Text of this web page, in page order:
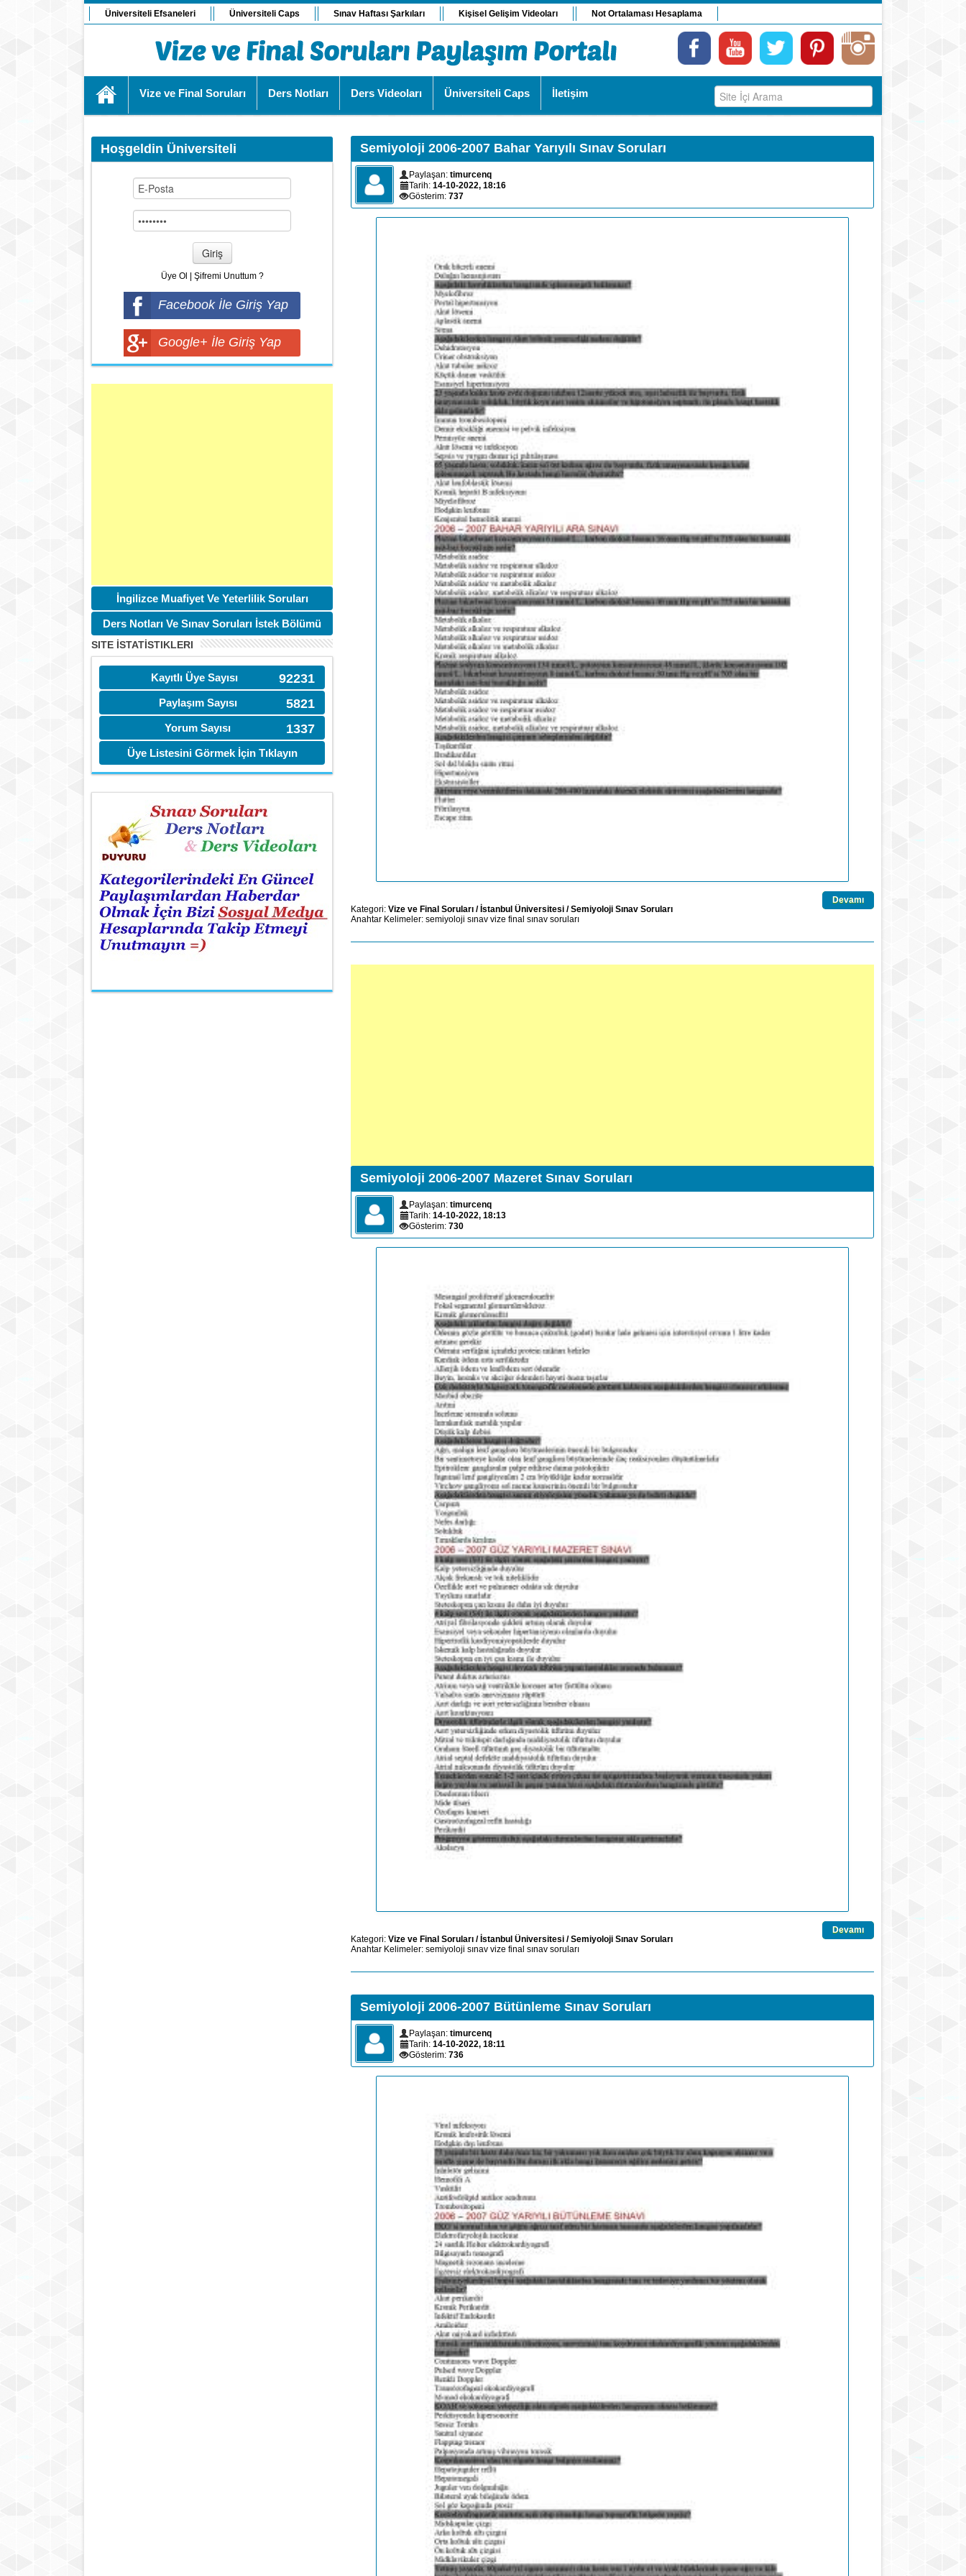
Üniversiteli Efsaneleri Üniversiteli Caps Sınav Haftası Şarkıları Kişisel Gelişim Videoları Not Ortalaması Hesaplama
Vize ve Final Soruları Ders Notları Ders Videoları Üniversiteli Caps İletişim
Hoşgeldin Üniversiteli
Giriş
Üye Ol Şifremi Unuttum ?
Facebook İle Giriş Yap
Google+ İle Giriş Yap
İngilizce Muafiyet Ve Yeterlilik Soruları
Ders Notları Ve Sınav Soruları İstek Bölümü
SITE İSTATİSTIKLERI
92231
Kayıtlı Üye Sayısı
5821
Paylaşım Sayısı
1337
Yorum Sayısı
Üye Listesini Görmek İçin Tıklayın
Semiyoloji 2006-2007 Bahar Yarıyılı Sınav Soruları
Paylaşan: timurcenq
Tarih: 14-10-2022, 18:16
Gösterim: 737
Devamı
Kategori: Vize ve Final Soruları / İstanbul Üniversitesi /Semiyoloji Sınav Soruları
Anahtar Kelimeler: semiyoloji sınav vize final sınav soruları
Semiyoloji 2006-2007 Mazeret Sınav Soruları
Paylaşan: timurcenq
Tarih: 14-10-2022, 18:13
Gösterim: 730
Devamı
Kategori: Vize ve Final Soruları /İstanbul Üniversitesi /Semiyoloji Sınav Soruları
Anahtar Kelimeler: semiyoloji sınav vize final sınav soruları
Semiyoloji 2006-2007 Bütünleme Sınav Soruları
Paylaşan: timurcenq
Tarih: 14-10-2022, 18:11
Gösterim: 736